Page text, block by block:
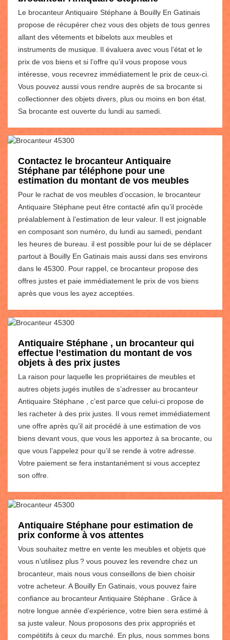
Le brocanteur Antiquaire Stéphane à Bouilly En Gatinais
propose de récupérer chez vous des objets de tous genres
allant des vêtements et bibelots aux meubles et
instruments de musique. Il évaluera avec vous l’état et le
prix de vos biens et si l’offre qu’il vous propose vous
intéresse, vous recevrez immédiatement le prix de ceux-ci.
Vous pouvez aussi vous rendre auprès de sa brocante si
collectionner des objets divers, plus ou moins en bon état.
Sa brocante est ouverte du lundi au samedi.
Contactez le brocanteur Antiquaire
Stéphane par téléphone pour une
estimation du montant de vos meubles
Pour le rachat de vos meubles d’occasion, le brocanteur
Antiquaire Stéphane peut être contacté afin qu’il procède
préalablement à l’estimation de leur valeur. Il est joignable
en composant son numéro, du lundi au samedi, pendant
les heures de bureau. il est possible pour lui de se déplacer
partout à Bouilly En Gatinais mais aussi dans ses environs
dans le 45300. Pour rappel, ce brocanteur propose des
offres justes et paie immédiatement le prix de vos biens
après que vous les ayez acceptées.
Antiquaire Stéphane , un brocanteur qui
effectue l’estimation du montant de vos
objets à des prix justes
La raison pour laquelle les propriétaires de meubles et
autres objets jugés inutiles de s’adresser au brocanteur
Antiquaire Stéphane , c’est parce que celui-ci propose de
les racheter à des prix justes. Il vous remet immédiatement
une offre après qu’il ait procédé à une estimation de vos
biens devant vous, que vous les apportez à sa brocante, ou
que vous l’appelez pour qu’il se rende à votre adresse.
Votre paiement se fera instantanément si vous acceptez
son offre.
Antiquaire Stéphane pour estimation de
prix conforme à vos attentes
Vous souhaitez mettre en vente les meubles et objets que
vous n’utilisez plus ? vous pouvez les revendre chez un
brocanteur, mais nous vous conseillons de bien choisir
votre acheteur. A Bouilly En Gatinais, vous pouvez faire
confiance au brocanteur Antiquaire Stéphane . Grâce à
notre longue année d’expérience, votre bien sera estimé à
sa juste valeur. Nous proposons des prix appropriés et
compétitifs à ceux du marché. En plus, nous sommes bons